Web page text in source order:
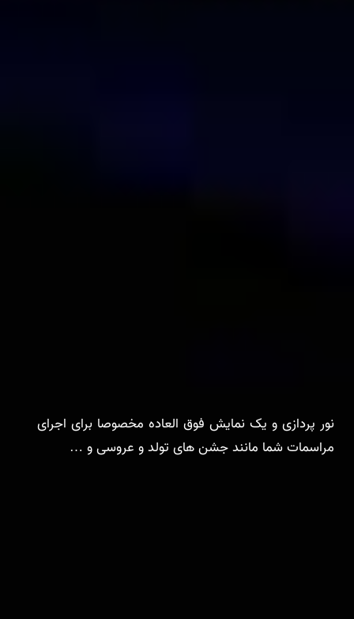
نور پردازی و یک نمایش فوق العاده مخصوصا برای اجرای
مراسمات شما مانند جشن های تولد و عروسی و …